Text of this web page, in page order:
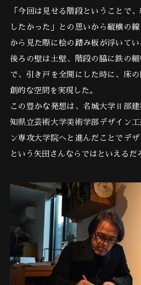
「今回は見せる階段ということで
したかった」との思いから縦横の
から見た際に桧の踏み板が浮いてい
後ろの壁は土壁、階段の脇に鉄の
で、引き戸を全開にした時に、床
創的な空間を実現した。
この豊かな発想は、名城大学Ⅱ部
知県立芸術大学美術学部デザイン
ン専攻大学院へと進んだことでデ
という矢田さんならではといえるだ